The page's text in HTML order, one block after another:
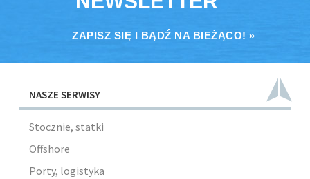
ZAPISZ SIĘ I BĄDŹ NA BIEŻĄCO! »
NASZE SERWISY
Stocznie, statki
Offshore
Porty, logistyka